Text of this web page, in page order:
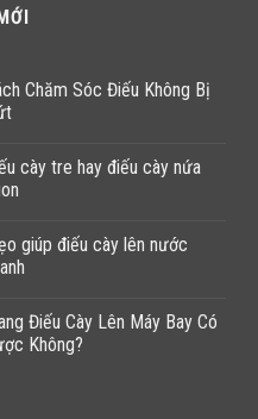
Chăm Sóc Điếu Không Bị
cày tre hay điếu cày nứa
giúp điếu cày lên nước
Điếu Cày Lên Máy Bay Có
Không?